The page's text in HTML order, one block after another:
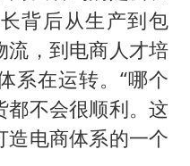
背后从生产到包
流，到电商人才培
系在运转。“哪个
都不会很顺利。这
造电商体系的一个